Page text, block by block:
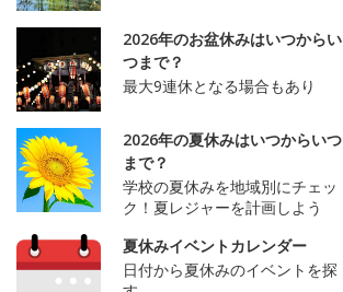
2026年のお盆休みはいつからい
つまで？
最大9連休となる場合もあり
2026年の夏休みはいつからいつ
まで？
学校の夏休みを地域別にチェッ
ク！夏レジャーを計画しよう
夏休みイベントカレンダー
日付から夏休みのイベントを探